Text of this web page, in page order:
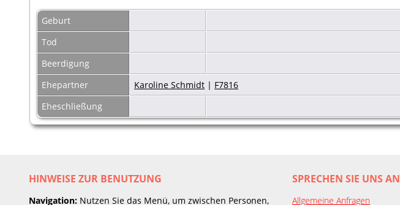
Geburt
Tod
Beerdigung
Ehepartner
Karoline Schmidt | F7816
Eheschließung
HINWEISE ZUR BENUTZUNG
Navigation: Nutzen Sie das Menü, um zwischen Personen,
SPRECHEN SIE UNS AN
Allgemeine Anfragen